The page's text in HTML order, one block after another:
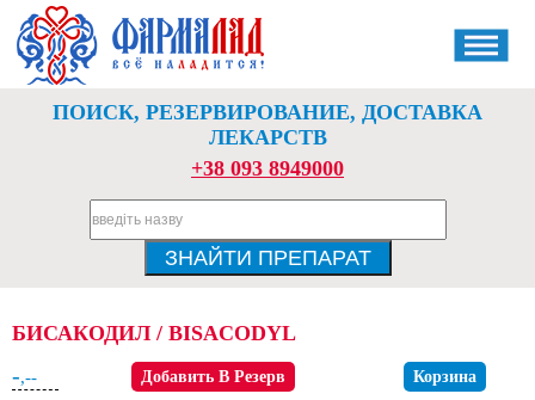
ПОИСК, РЕЗЕРВИРОВАНИЕ, ДОСТАВКА
ЛЕКАРСТВ
+38 093 8949000
БИСАКОДИЛ / BISACODYL
-,-- Добавить В Резерв Корзина